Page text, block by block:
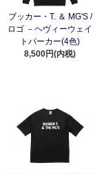
ブッカー・T. ＆ MG'S /
ロゴ －ヘヴィーウェイ
トパーカー(4色)
8,500円(内税)